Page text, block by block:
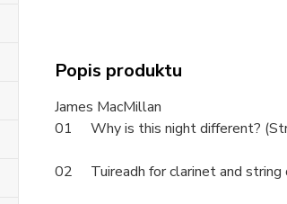
Popis produktu
James MacMillan
01 Why is this night different?
02 Tuireadh for clarinet and